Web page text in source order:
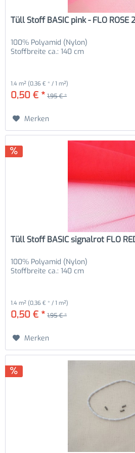
Tüll Stoff BASIC pink - FLO ROSE
100% Polyamid (Nylon)
Stoffbreite ca.: 140 cm
1.4 m² (0,36 € * / 1 m²)
0,50 € * 1,95 € *
Merken
Tüll Stoff BASIC signalrot FLO
100% Polyamid (Nylon)
Stoffbreite ca.: 140 cm
1.4 m² (0,36 € * / 1 m²)
0,50 € * 1,95 € *
Merken